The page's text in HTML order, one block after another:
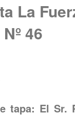
La
46
tapa: El Sr.